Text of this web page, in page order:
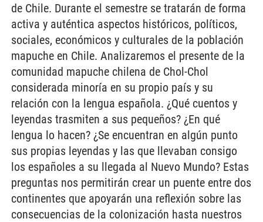
de Chile. Durante el semestre se tratarán de forma
activa y auténtica aspectos históricos, políticos,
sociales, económicos y culturales de la población
mapuche en Chile. Analizaremos el presente de la
comunidad mapuche chilena de Chol-Chol
considerada minoría en su propio país y su
relación con la lengua española. ¿Qué cuentos y
leyendas trasmiten a sus pequeños? ¿En qué
lengua lo hacen? ¿Se encuentran en algún punto
sus propias leyendas y las que llevaban consigo
los españoles a su llegada al Nuevo Mundo? Estas
preguntas nos permitirán crear un puente entre dos
continentes que apoyarán una reflexión sobre las
consecuencias de la colonización hasta nuestros